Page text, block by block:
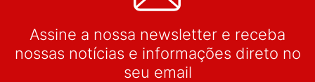
Assine a nossa newsletter e receba
nossas notícias e informações direto no
seu email